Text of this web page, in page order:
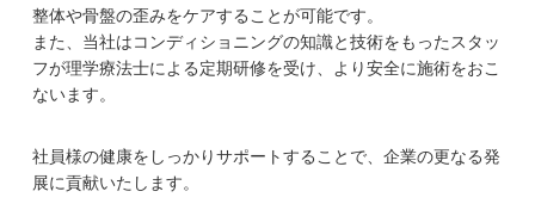
整体や骨盤の歪みをケアすることが可能です。
また、当社はコンディショニングの知識と技術をもったスタッ
フが理学療法士による定期研修を受け、より安全に施術をおこ
ないます。
社員様の健康をしっかりサポートすることで、企業の更なる発
展に貢献いたします。